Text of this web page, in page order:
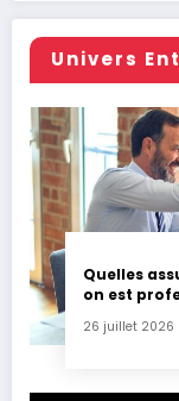
Univers
Quelles
on est
26 juillet 2026